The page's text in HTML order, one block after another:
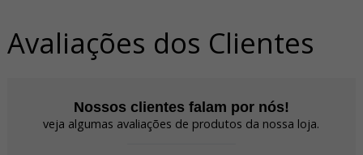
Avaliações dos Clientes
Nossos clientes falam por nós!
veja algumas avaliações de produtos da nossa loja.